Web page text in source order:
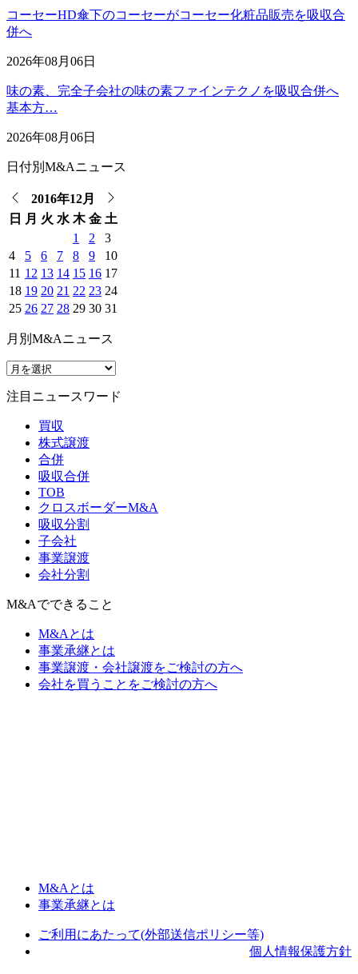
コーセーHD傘下のコーセーがコーセー化粧品販売を吸収合
併へ
2026年08月06日
味の素、完全子会社の味の素ファインテクノを吸収合併へ
基本方…
2026年08月06日
日付別M&Aニュース
2016年12月
日
月 火 水 木 金 土
1
2
3
4
5 6 7 8 9
10
11 12 13 14 15 16 17
18 19 20 21 22 23 24
25 26 27 28 29 30 31
月別M&Aニュース
注目ニュースワード
買収
株式譲渡
合併
吸収合併
TOB
クロスボーダーM&A
吸収分割
子会社
事業譲渡
会社分割
M&Aでできること
M&Aとは
事業承継とは
事業譲渡・会社譲渡をご検討の方へ
会社を買うことをご検討の方へ
M&Aとは
事業承継とは
ご利用にあたって(外部送信ポリシー等)
個人情報保護方針